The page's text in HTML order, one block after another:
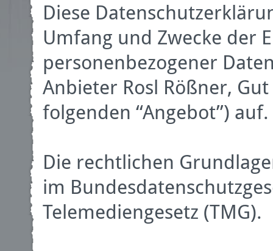
Diese
Umfang und Zwecke der
personenbezogener
Anbieter Rosl Rößner,
folgenden “Angebot”) auf.
Die rechtlichen
im
Telemediengesetz (TMG).